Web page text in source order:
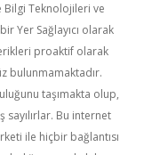
Bilgi Teknolojileri ve
Yer Sağlayıcı olarak
proaktif olarak
bulunmamaktadır.
taşımakta olup,
Bu internet
ile hiçbir bağlantısı